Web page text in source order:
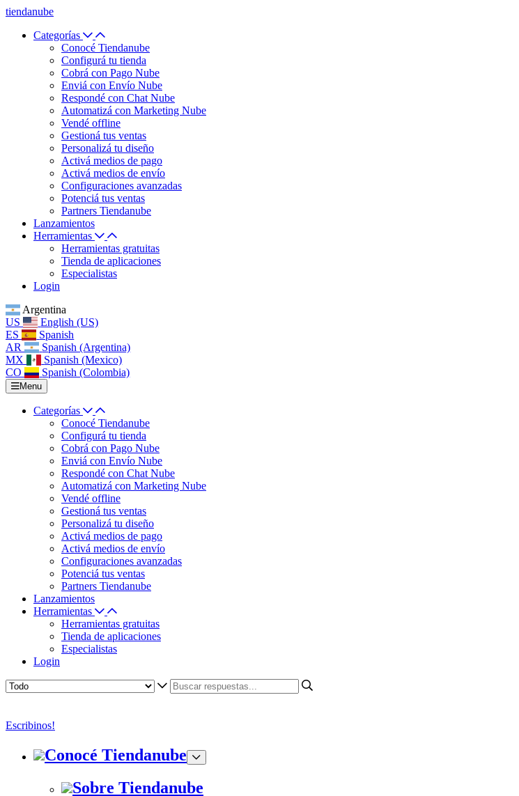
tiendanube
Categorías
Conocé Tiendanube
Configurá tu tienda
Cobrá con Pago Nube
Enviá con Envío Nube
Respondé con Chat Nube
Automatizá con Marketing Nube
Vendé offline
Gestioná tus ventas
Personalizá tu diseño
Activá medios de pago
Activá medios de envío
Configuraciones avanzadas
Potenciá tus ventas
Partners Tiendanube
Lanzamientos
Herramientas
Herramientas gratuitas
Tienda de aplicaciones
Especialistas
Login
Argentina
US
English (US)
ES
Spanish
AR
Spanish (Argentina)
MX
Spanish (Mexico)
CO
Spanish (Colombia)
Menu
Categorías
Conocé Tiendanube
Configurá tu tienda
Cobrá con Pago Nube
Enviá con Envío Nube
Respondé con Chat Nube
Automatizá con Marketing Nube
Vendé offline
Gestioná tus ventas
Personalizá tu diseño
Activá medios de pago
Activá medios de envío
Configuraciones avanzadas
Potenciá tus ventas
Partners Tiendanube
Lanzamientos
Herramientas
Herramientas gratuitas
Tienda de aplicaciones
Especialistas
Login
Escribinos!
Conocé Tiendanube
Sobre Tiendanube